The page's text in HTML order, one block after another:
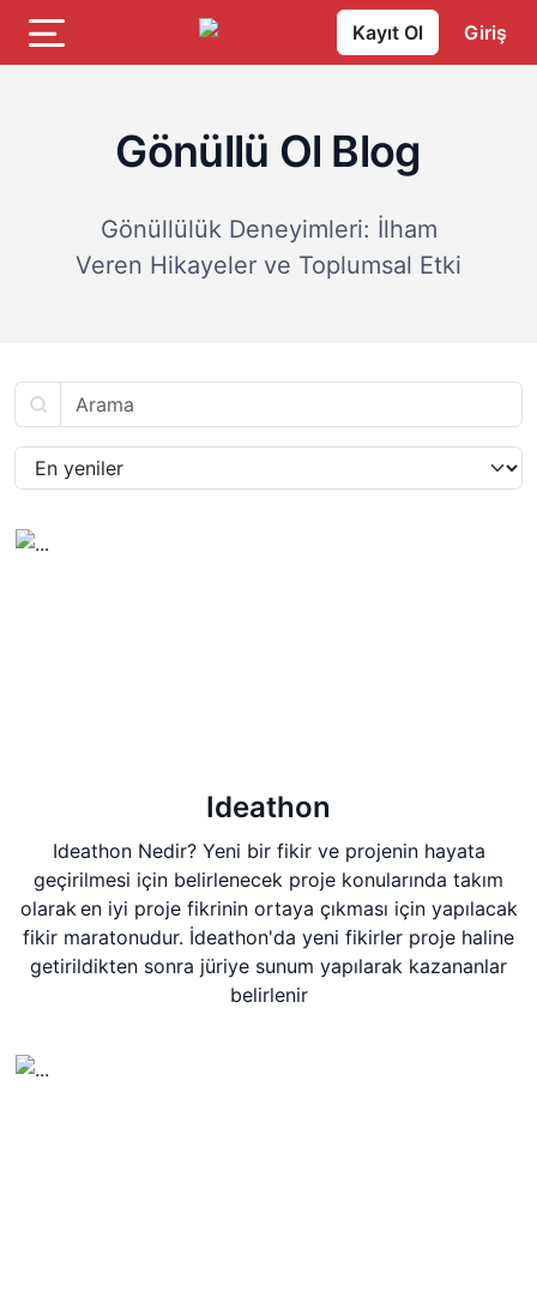
Kayıt Ol Giriş
Gönüllü Ol Blog
Gönüllülük Deneyimleri: İlham
Veren Hikayeler ve Toplumsal Etki
Ideathon
Ideathon Nedir? Yeni bir fikir ve projenin hayata
geçirilmesi için belirlenecek proje konularında takım
olarak en iyi proje fikrinin ortaya çıkması için yapılacak
fikir maratonudur. İdeathon'da yeni fikirler proje haline
getirildikten sonra jüriye sunum yapılarak kazananlar
belirlenir